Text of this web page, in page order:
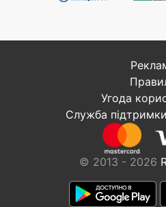
Угода
Служба підтримки
© 2013 - 2026